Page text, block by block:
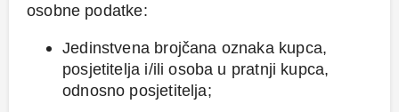
osobne podatke:
Jedinstvena brojčana oznaka kupca,
posjetitelja i/ili osoba u pratnji kupca,
odnosno posjetitelja;